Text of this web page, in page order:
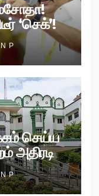
‘செக்’!
P
செய்ய
அதிரடி
P